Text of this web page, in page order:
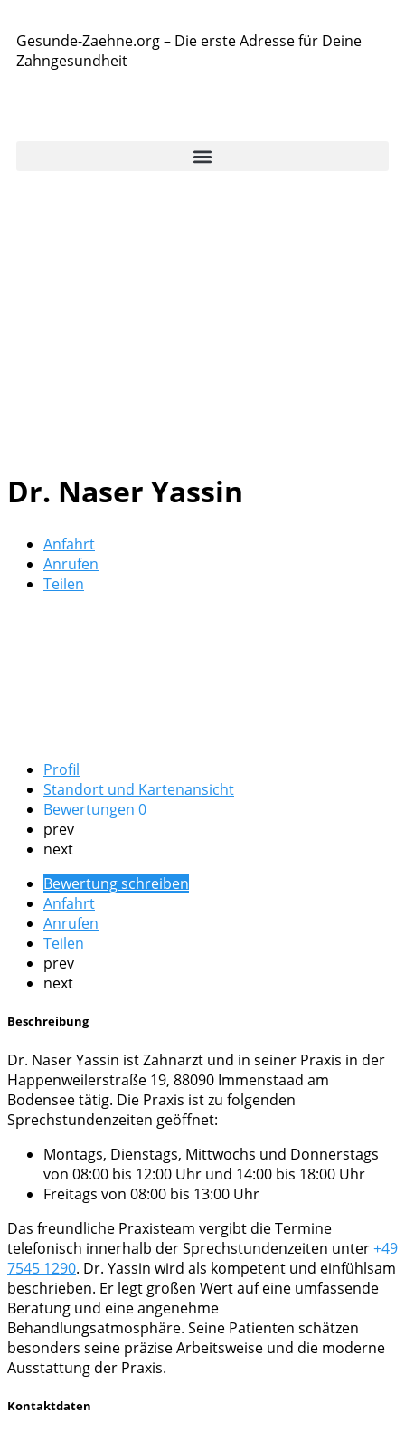
Gesunde-Zaehne.org – Die erste Adresse für Deine
Zahngesundheit
Dr. Naser Yassin
Anfahrt
Anrufen
Teilen
Profil
Standort und Kartenansicht
Bewertungen 0
prev
next
Bewertung schreiben
Anfahrt
Anrufen
Teilen
prev
next
Beschreibung
Dr. Naser Yassin ist Zahnarzt und in seiner Praxis in der
Happenweilerstraße 19, 88090 Immenstaad am
Bodensee tätig. Die Praxis ist zu folgenden
Sprechstundenzeiten geöffnet:
Montags, Dienstags, Mittwochs und Donnerstags
von 08:00 bis 12:00 Uhr und 14:00 bis 18:00 Uhr
Freitags von 08:00 bis 13:00 Uhr
Das freundliche Praxisteam vergibt die Termine
telefonisch innerhalb der Sprechstundenzeiten unter+49
7545 1290. Dr. Yassin wird als kompetent und einfühlsam
beschrieben. Er legt großen Wert auf eine umfassende
Beratung und eine angenehme
Behandlungsatmosphäre. Seine Patienten schätzen
besonders seine präzise Arbeitsweise und die moderne
Ausstattung der Praxis.
Kontaktdaten